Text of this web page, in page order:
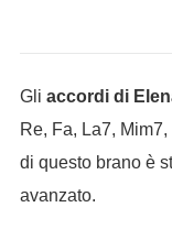
Gli accordi di
Re, Fa, La7,
di questo brano è
avanzato.